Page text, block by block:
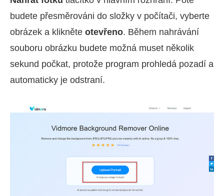
budete přesměrováni do složky v počítači, vyberte
obrázek a klikněte otevřeno. Během nahrávání
souboru obrázku budete možná muset několik
sekund počkat, protože program prohledá pozadí a
automaticky je odstraní.